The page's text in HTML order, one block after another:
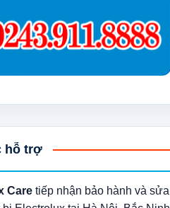
hỗ trợ
Care tiếp nhận bảo hành và sửa